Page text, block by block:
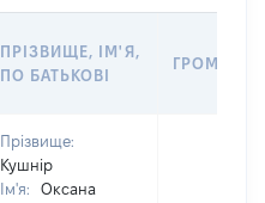
ПРІЗВИЩЕ, ІМ'Я,
ПО БАТЬКОВІ
Прізвище:
Кушнір
Ім'я:
Оксана